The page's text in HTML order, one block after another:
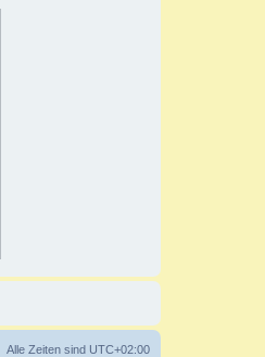
Alle Zeiten sind UTC+02:00